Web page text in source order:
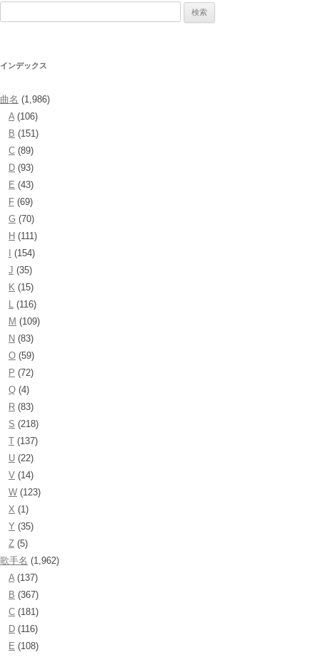
インデックス
曲名 (1,986)
A(106)
B (151)
C (89)
D (93)
E (43)
F (69)
G (70)
H (111)
(154)
J (35)
K (15)
L (116)
M (109)
N (83)
O (59)
P (72)
Q (4)
R (83)
S (218)
T (137)
U (22)
V (14)
W (123)
X (1)
Y (35)
Z (5)
歌手名 (1,962)
A(137)
B (367)
C (181)
D (116)
E (108)